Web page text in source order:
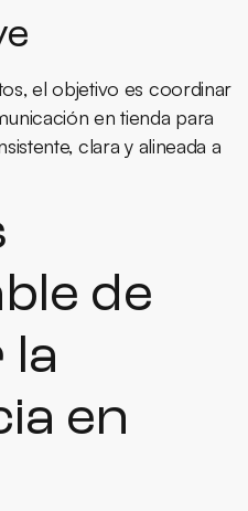
el objetivo es coordinar
en tienda para
clara y alineada a
de
la
en